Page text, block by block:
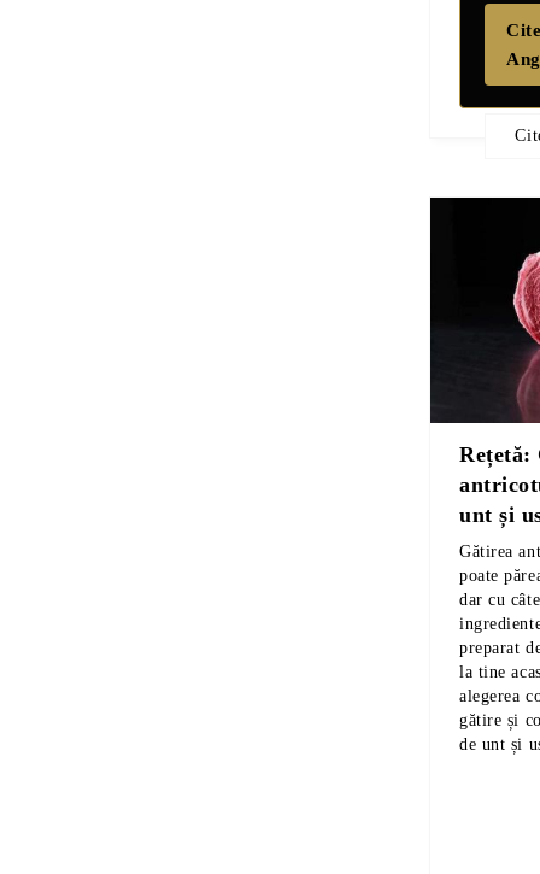
Rețetă:
unt și
Gătirea
poate
dar cu
preparat
la tine
alegerea
gătire și
de unt și